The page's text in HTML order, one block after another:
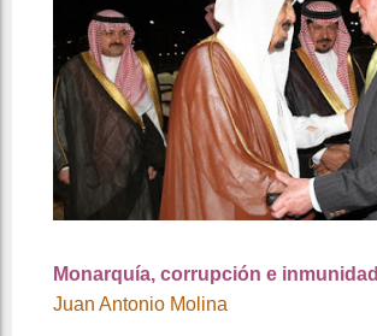
Monarquía, corrupción e inmunidad
Juan Antonio Molina